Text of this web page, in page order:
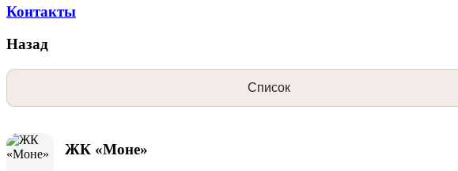
Контакты
Назад
Список
ЖК «Моне»